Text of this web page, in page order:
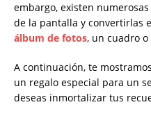
embargo, existen
de la pantalla y convertirlas
álbum de fotos, un cuadro
A continuación, te
un regalo especial para un
deseas inmortalizar tus